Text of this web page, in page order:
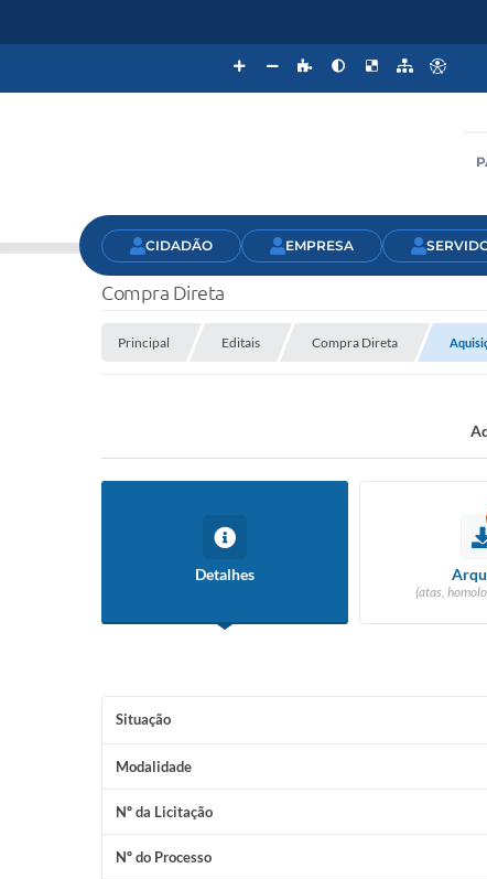
CIDADÃO EMPRESA
Compra Direta
Principal Editais Compra Direta
Detalhes
(atas,
Situação
Modalidade
Nº da Licitação
Nº do Processo